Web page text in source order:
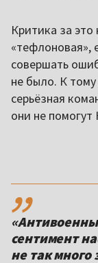
Критика за это
«тефлоновая»,
совершать
не было. К тому
серьёзная
они не
,,
сентимент
не так много